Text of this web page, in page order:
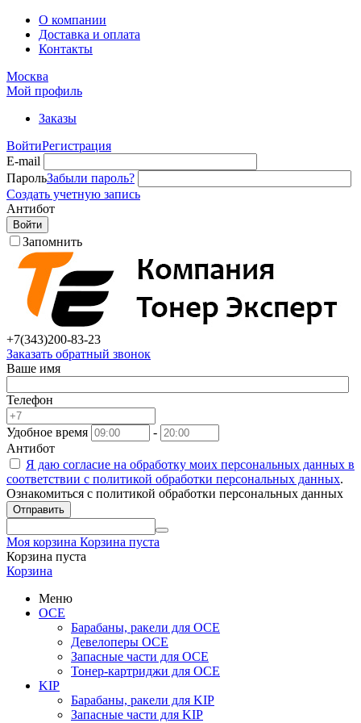
О компании
Доставка и оплата
Контакты
Москва
Мой профиль
Заказы
ВойтиРегистрация
E-mail
ПарольЗабыли пароль?
Создать учетную запись
Антибот
Войти
Запомнить
+7(343)200-83-23
Заказать обратный звонок
Ваше имя
Телефон
Удобное время
-
Антибот
Я даю согласие на обработку моих персональных данных в
соответствии с политикой обработки персональных данных.
Ознакомиться с политикой обработки персональных данных
Отправить
Моя корзина Корзина пуста
Корзина пуста
Корзина
Меню
OCE
Барабаны, ракели для OCE
Девелоперы OCE
Запасные части для OCE
Тонер-картриджи для OCE
KIP
Барабаны, ракели для KIP
Запасные части для KIP